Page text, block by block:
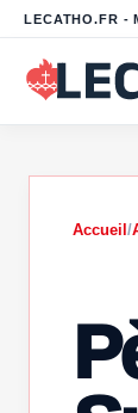
LECATHO.FR -
Accueil /